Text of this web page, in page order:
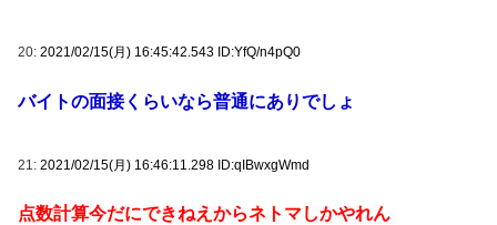
20: 2021/02/15(月) 16:45:42.543 ID:YfQ/n4pQ0
バイトの面接くらいなら普通にありでしょ
21: 2021/02/15(月) 16:46:11.298 ID:qIBwxgWmd
点数計算今だにできねえからネトマしかやれん